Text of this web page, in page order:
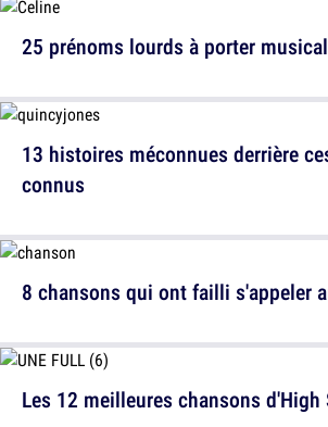
25 prénoms lourds à porter
8 chansons qui ont failli s'appeler
13 histoires méconnues derrière
connus
Les 12 meilleures chansons